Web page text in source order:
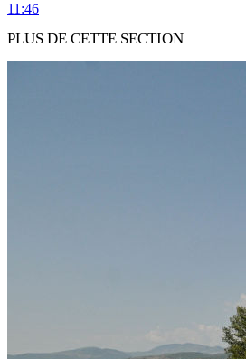
11:46
PLUS DE CETTE SECTION